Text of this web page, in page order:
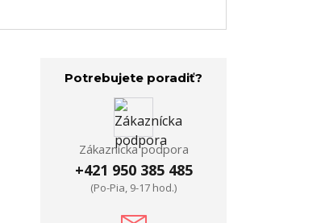
Potrebujete poradiť?
Zákaznícka podpora
+421 950 385 485
(Po-Pia, 9-17 hod.)